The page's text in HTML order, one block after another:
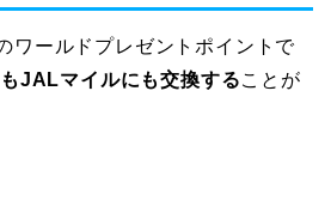
ワールドプレゼントポイントで
JALマイルにも交換することが